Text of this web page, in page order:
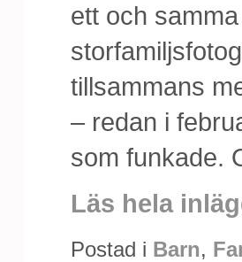
ett och
tillsammans
– redan i
som funkade.
Läs hela
Postad i Barn,